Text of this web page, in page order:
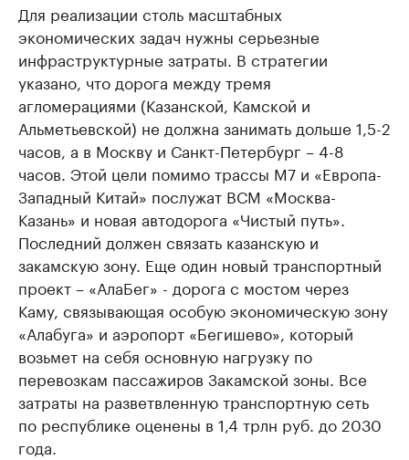
Для реализации столь масштабных
экономических задач нужны серьезные
инфраструктурные затраты. В стратегии
указано, что дорога между тремя
агломерациями (Казанской, Камской и
Альметьевской) не должна занимать дольше 1,5-2
часов, а в Москву и Санкт-Петербург – 4-8
часов. Этой цели помимо трассы М7 и «Европа-
Западный Китай» послужат ВСМ «Москва-
Казань» и новая автодорога «Чистый путь».
Последний должен связать казанскую и
закамскую зону. Еще один новый транспортный
проект – «АлаБег» - дорога с мостом через
Каму, связывающая особую экономическую зону
«Алабуга» и аэропорт «Бегишево», который
возьмет на себя основную нагрузку по
перевозкам пассажиров Закамской зоны. Все
затраты на разветвленную транспортную сеть
по республике оценены в 1,4 трлн руб. до 2030
года.